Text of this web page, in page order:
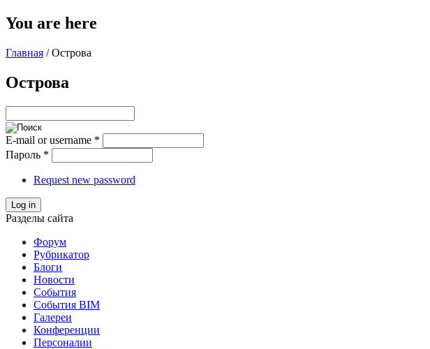
You are here
Главная / Острова
Острова
E-mail or username *
Пароль *
Request new password
Log in
Разделы сайта
Форум
Рубрикатор
Блоги
Новости
События
События BIM
Галереи
Конференции
Персоналии